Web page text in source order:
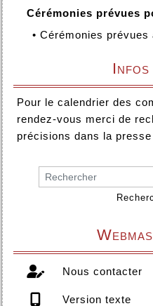
Cérémonies prévues
• Cérémonies prévues
Infos
Pour le calendrier des
rendez-vous merci de
précisions dans la
Nous contacter
Version texte